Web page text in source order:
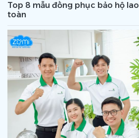
Top 8 mẫu đồng phục bảo hộ
toàn